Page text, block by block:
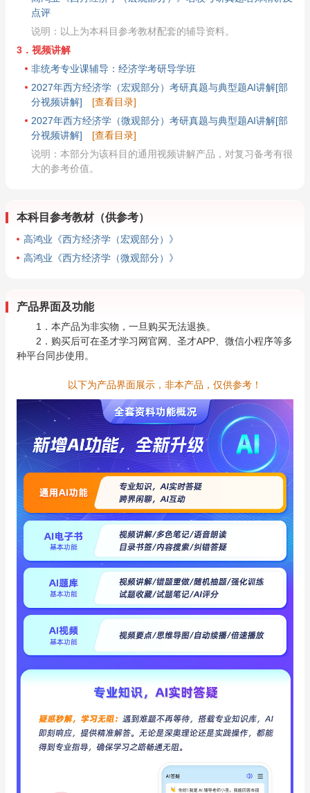
点评
说明：以上为本科目参考教材配套的辅导资料。
3．视频讲解
非统考专业课辅导：经济学考研导学班
2027年西方经济学（宏观部分）考研真题与典型题AI讲解[部
分视频讲解]
[查看目录]
2027年西方经济学（微观部分）考研真题与典型题AI讲解[部
分视频讲解]
[查看目录]
说明：本部分为该科目的通用视频讲解产品，对复习备考有很
大的参考价值。
本科目参考教材（供参考）
高鸿业《西方经济学（宏观部分）》
高鸿业《西方经济学（微观部分）》
产品界面及功能
1．本产品为非实物，一旦购买无法退换。
2．购买后可在圣才学习网官网、圣才APP、微信小程序等多
种平台同步使用。
以下为产品界面展示，非本产品，仅供参考！